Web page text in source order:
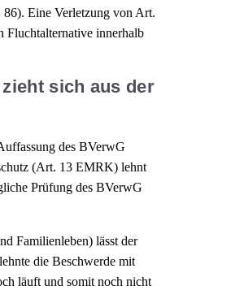
86). Eine Verletzung von Art.
Fluchtalternative innerhalb
sich aus der
des BVerwG
(Art. 13 EMRK) lehnt
Prüfung des BVerwG
Familienleben) lässt der
die Beschwerde mit
läuft und somit noch nicht